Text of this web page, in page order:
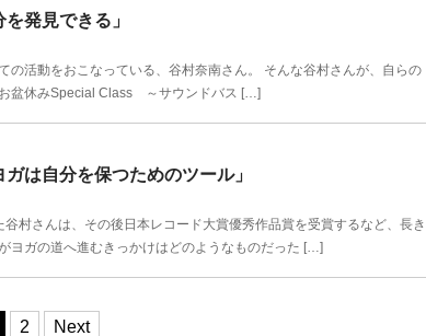
発見できる」
活動をおこなっている、谷村奈南さん。 そんな谷村さんが、自らの
盆休みSpecial Class ～サウンドバス […]
は自分を保つためのツール」
さんは、その後日本レコード大賞優秀作品賞を受賞するなど、長き
ヨガの道へ進むきっかけはどのようなものだった […]
2 Next